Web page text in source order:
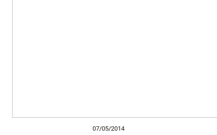
07/05/2014